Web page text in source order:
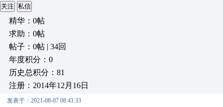
关注 私信
精华：0帖
求助：0帖
帖子：0帖 | 34回
年度积分：0
历史总积分：81
注册：2014年12月16日
发表于：2021-08-07 08:41:33